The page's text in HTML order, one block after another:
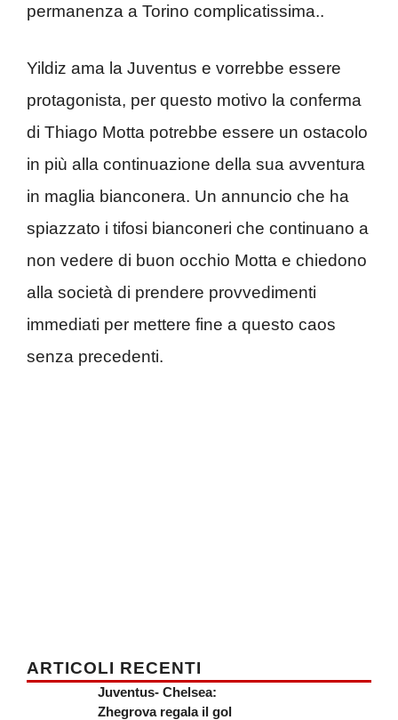
permanenza a Torino complicatissima..
Yildiz ama la Juventus e vorrebbe essere
protagonista, per questo motivo la conferma
di Thiago Motta potrebbe essere un ostacolo
in più alla continuazione della sua avventura
in maglia bianconera. Un annuncio che ha
spiazzato i tifosi bianconeri che continuano a
non vedere di buon occhio Motta e chiedono
alla società di prendere provvedimenti
immediati per mettere fine a questo caos
senza precedenti.
ARTICOLI RECENTI
Juventus- Chelsea:
Zhegrova regala il gol